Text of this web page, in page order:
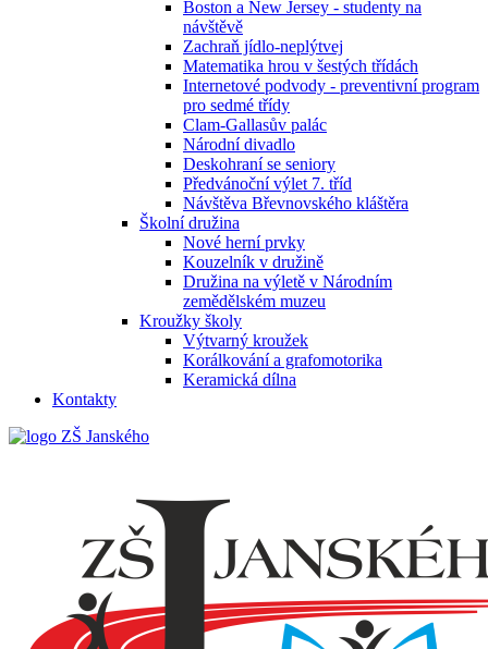
Boston a New Jersey - studenty na
návštěvě
Zachraň jídlo-neplýtvej
Matematika hrou v šestých třídách
Internetové podvody - preventivní program
pro sedmé třídy
Clam-Gallasův palác
Národní divadlo
Deskohraní se seniory
Předvánoční výlet 7. tříd
Návštěva Břevnovského kláštěra
Školní družina
Nové herní prvky
Kouzelník v družině
Družina na výletě v Národním
zemědělském muzeu
Kroužky školy
Výtvarný kroužek
Korálkování a grafomotorika
Keramická dílna
Kontakty